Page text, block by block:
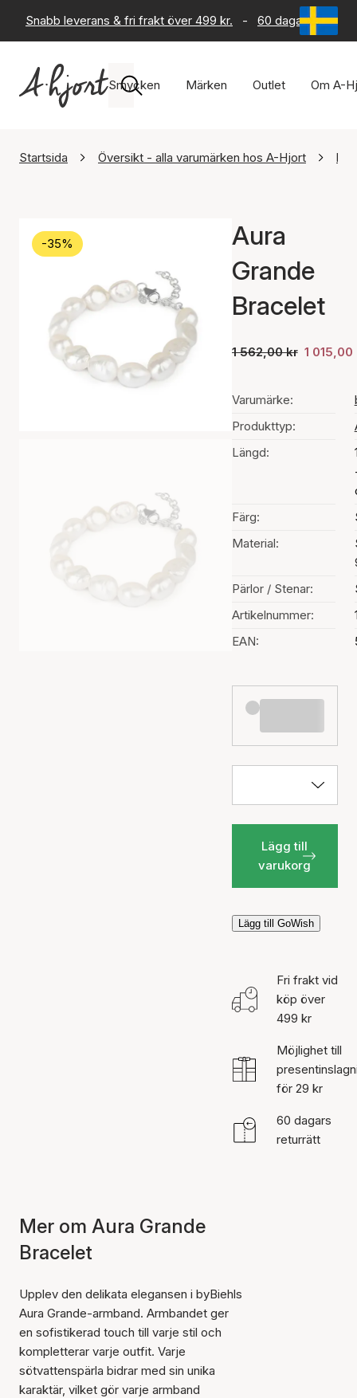
Snabb leverans & fri frakt över 499 kr. - 60 dagars
Smycken Märken Outlet Om A-
Startsida Översikt - alla varumärken hos A-Hjort
-35%
Aura
Grande
Bracelet
1 562,00 kr 1 015,00
Varumärke:
Produkttyp:
Längd:
Färg:
Material:
Pärlor / Stenar:
Artikelnummer:
EAN:
Lägg till
varukorg
Lägg till GoWish
Fri frakt vid
köp över
499 kr
Möjlighet till
för 29 kr
60 dagars
returrätt
Mer om Aura Grande
Bracelet
Upplev den delikata elegansen i byBiehls
Aura Grande-armband. Armbandet ger
en sofistikerad touch till varje stil och
kompletterar varje outfit. Varje
sötvattenspärla bidrar med sin unika
karaktär, vilket gör varje armband